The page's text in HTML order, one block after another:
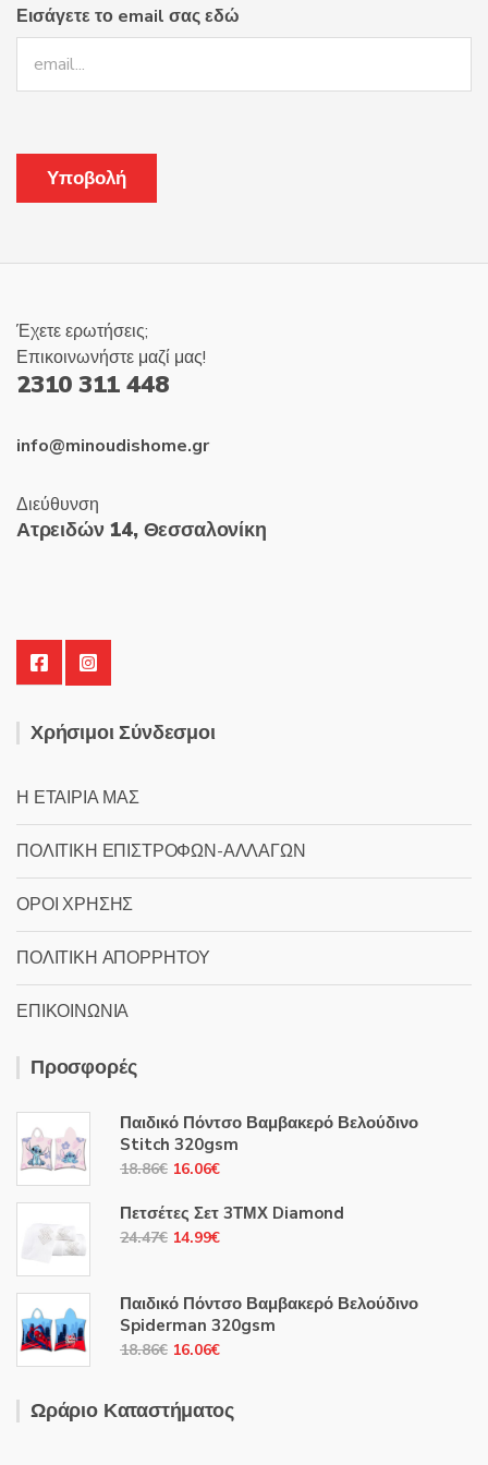
Εισάγετε το email σας εδώ
Έχετε ερωτήσεις;
Επικοινωνήστε μαζί μας!
2310 311 448
info@minoudishome.gr
Διεύθυνση
Ατρειδών 14, Θεσσαλονίκη
Χρήσιμοι Σύνδεσμοι
Η ΕΤΑΙΡΙΑ ΜΑΣ
ΠΟΛΙΤΙΚΗ ΕΠΙΣΤΡΟΦΩΝ-ΑΛΛΑΓΩΝ
ΟΡΟΙ ΧΡΗΣΗΣ
ΠΟΛΙΤΙΚΗ ΑΠΟΡΡΗΤΟΥ
ΕΠΙΚΟΙΝΩΝΙΑ
Προσφορές
Παιδικό Πόντσο Βαμβακερό Βελούδινο
Stitch 320gsm
18.86€ Original
was:
18.86€.
16.06€Η
τιμή
είναι:
Πετσέτες Σετ 3ΤΜΧ Diamond
24.47€ Original
24.47€.
14.99€Η
είναι:
14.99€.
Παιδικό Πόντσο Βαμβακερό Βελούδινο
Spiderman 320gsm
18.86€ Original
was:
18.86€.
16.06€Η
τιμή
είναι:
Ωράριο Καταστήματος